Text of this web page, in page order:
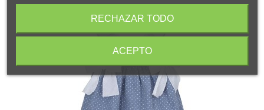
RECHAZAR TODO
ACEPTO